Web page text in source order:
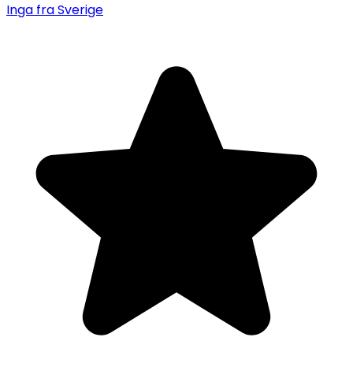
Inga fra Sverige